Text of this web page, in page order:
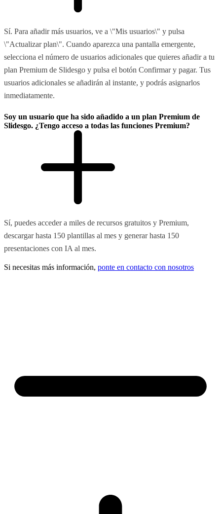
Sí. Para añadir más usuarios, ve a \"Mis usuarios\" y pulsa
\"Actualizar plan\". Cuando aparezca una pantalla emergente,
selecciona el número de usuarios adicionales que quieres añadir a tu
plan Premium de Slidesgo y pulsa el botón Confirmar y pagar. Tus
usuarios adicionales se añadirán al instante, y podrás asignarlos
inmediatamente.
Soy un usuario que ha sido añadido a un plan Premium de
Slidesgo. ¿Tengo acceso a todas las funciones Premium?
Sí, puedes acceder a miles de recursos gratuitos y Premium,
descargar hasta 150 plantillas al mes y generar hasta 150
presentaciones con IA al mes.
Si necesitas más información, ponte en contacto con nosotros